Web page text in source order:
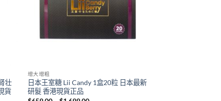
壮
貨
增大增粗
日本王室糖 Lii Candy 1盒20粒 日本最新
研髮 香港現貨正品